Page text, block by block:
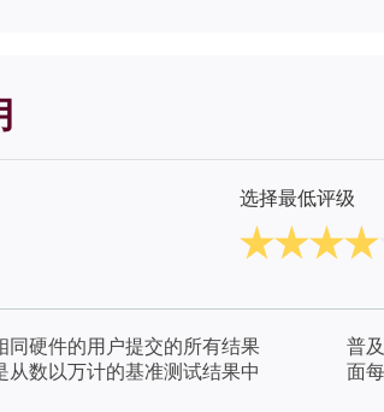
选择最低评级
硬件的用户提交的所有结果
数以万计的基准测试结果中
普
面